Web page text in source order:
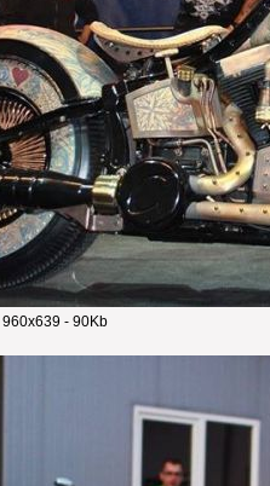
960x639 - 90Kb